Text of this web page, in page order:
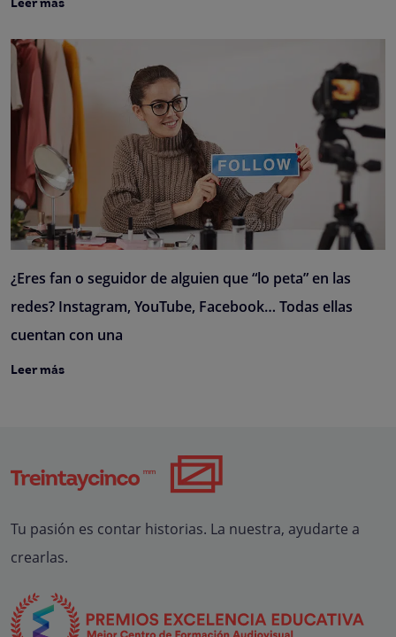
Leer más
¿Eres fan o seguidor de alguien que “lo peta” en las
redes? Instagram, YouTube, Facebook… Todas ellas
cuentan con una
Leer más
Tu pasión es contar historias. La nuestra, ayudarte a
crearlas.